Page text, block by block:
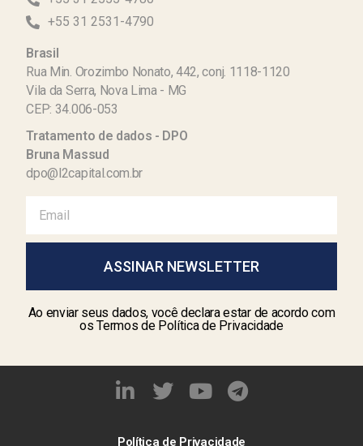
+55 31 2531-4790
Brasil
Rua Min. Orozimbo Nonato, 442, conj. 1118-1120
Vila da Serra, Nova Lima - MG
CEP: 34.006-053
Tratamento de dados - DPO
Bruna Massud
dpo@l2capital.com.br
ASSINAR NEWSLETTER
Ao enviar seus dados, você declara estar de acordo com
os Termos de Política de Privacidade
Política de Privacidade